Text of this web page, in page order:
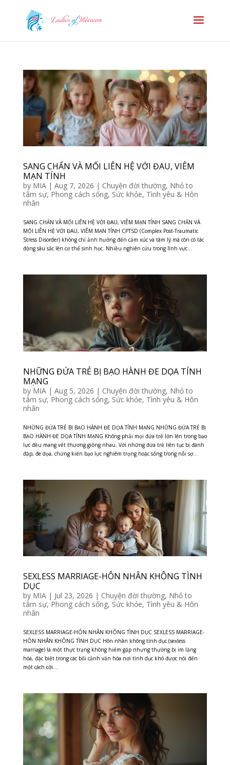
SANG CHẤN VÀ MỐI LIÊN HỆ VỚI ĐAU, VIÊM
MẠN TÍNH
by MIA| Aug 7, 2026 | Chuyện đời thường, Nhỏ to
tâm sự, Phong cách sống, Sức khỏe, Tình yêu & Hôn
nhân
SANG CHẤN VÀ MỐI LIÊN HỆ VỚI ĐAU, VIÊM MẠN TÍNH SANG CHẤN VÀ
MỐI LIÊN HỆ VỚI ĐAU, VIÊM MẠN TÍNH CPTSD (Complex Post-Traumatic
Stress Disorder) không chỉ ảnh hưởng đến cảm xúc và tâm lý mà còn có tác
động sâu sắc lên cơ thể sinh học. Nhiều nghiên cứu trong lĩnh vực...
NHỮNG ĐỨA TRẺ BỊ BẠO HÀNH ĐE DỌA TÍNH
MẠNG
by MIA| Aug 5, 2026 | Chuyện đời thường, Nhỏ to
tâm sự, Phong cách sống, Sức khỏe, Tình yêu & Hôn
nhân
NHỮNG ĐỨA TRẺ BỊ BẠO HÀNH ĐE DỌA TÍNH MẠNG NHỮNG ĐỨA TRẺ BỊ
BẠO HÀNH ĐE DỌA TÍNH MẠNG Không phải mọi đứa trẻ lớn lên trong bạo
lực đều mang vết thương giống nhau. Với những đứa trẻ liên tục bị đánh
đập, đe dọa, chứng kiến bạo lực nghiêm trọng hoặc sống trong nỗi sợ...
SEXLESS MARRIAGE-HÔN NHÂN KHÔNG TÌNH
DỤC
by MIA| Jul 23, 2026 | Chuyện đời thường, Nhỏ to
tâm sự, Phong cách sống, Sức khỏe, Tình yêu & Hôn
nhân
SEXLESS MARRIAGE-HÔN NHÂN KHÔNG TÌNH DỤC SEXLESS MARRIAGE-
HÔN NHÂN KHÔNG TÌNH DỤC Hôn nhân không tình dục (sexless
marriage) là một thực trạng không hiếm gặp nhưng thường bị im lặng
hóa, đặc biệt trong các bối cảnh văn hóa nơi tình dục khó được nói đến
một cách cởi...